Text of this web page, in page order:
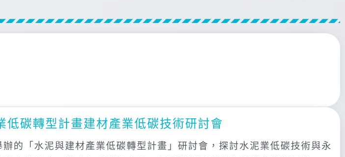
碳轉型計畫建材產業低碳技術研討會
的「水泥與建材產業低碳轉型計畫」研討會，探討水泥業低碳技術與永